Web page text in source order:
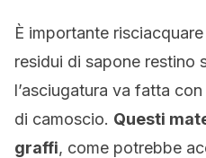
È importante
residui di sapone restino
l’asciugatura va fatta
di camoscio. Questi
graffi, come potrebbe